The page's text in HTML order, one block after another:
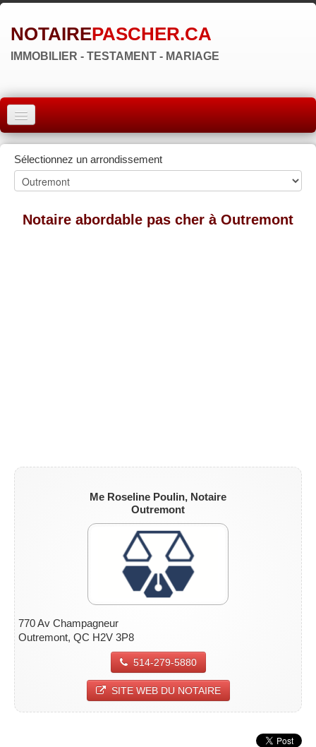
NOTAIREPASCHER.CA
IMMOBILIER - TESTAMENT - MARIAGE
ACCUEIL
MONTRÉAL
QUÉBEC
LAVAL
Sélectionnez un arrondissement
Notaire abordable pas cher à Outremont
Me Roseline Poulin, Notaire
Outremont
770 Av Champagneur
Outremont, QC H2V 3P8
514-279-5880
SITE WEB DU NOTAIRE